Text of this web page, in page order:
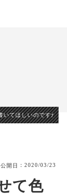
いてほしいのですが・
公開日 ：2020/03/23
て色